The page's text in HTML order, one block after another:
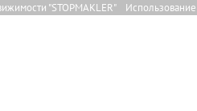
"STOPMAKLER"